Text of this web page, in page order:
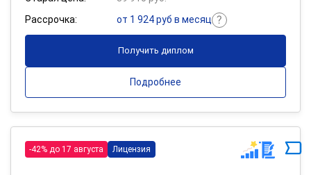
Рассрочка:
от 1 924 руб в месяц
Получить диплом
Подробнее
-42% до 17 августа Лицензия